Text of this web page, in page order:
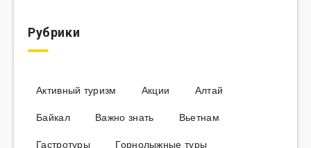
Рубрики
Активный туризм Акции
Алтай
Байкал
Важно знать
Вьетнам
Гастротуры
Горнолыжные туры